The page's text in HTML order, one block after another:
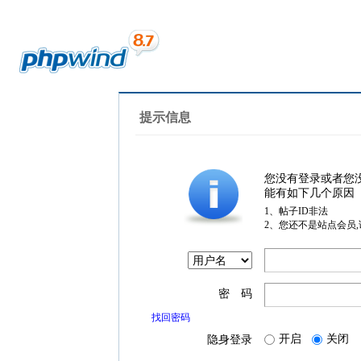
提示信息
您没有登录或者您
能有如下几个原因
1、帖子ID非法
2、您还不是站点会员
密 码
找回密码
隐身登录 开启 关闭